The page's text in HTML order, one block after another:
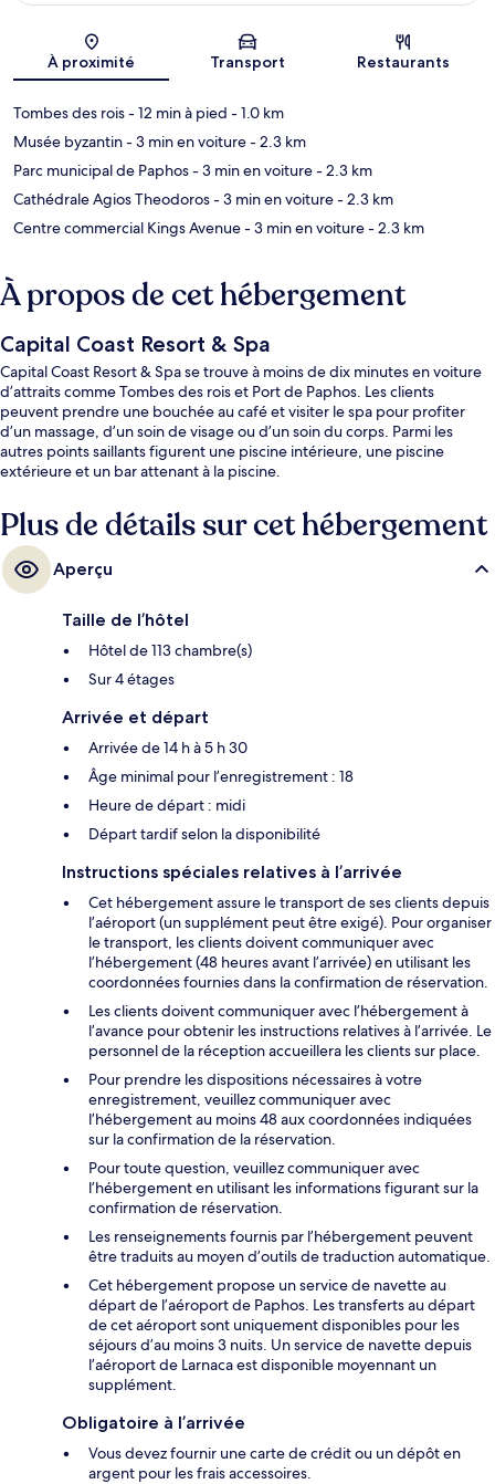
Carte
À proximité Transport Restaurants
Tombes des rois- 12 min à pied - 1.0 km
Musée byzantin- 3 min en voiture- 2.3 km
Parc municipal de Paphos- 3 min en voiture- 2.3 km
Cathédrale Agios Theodoros- 3 min en voiture- 2.3 km
Centre commercial Kings Avenue- 3 min en voiture- 2.3 km
À propos de cet hébergement
Capital Coast Resort & Spa
Capital Coast Resort & Spa se trouve à moins de dix minutes en voiture
d’attraits comme Tombes des rois et Port de Paphos. Les clients
peuvent prendre une bouchée au café et visiter le spa pour profiter
d’un massage, d’un soin de visage ou d’un soin du corps. Parmi les
autres points saillants figurent une piscine intérieure, une piscine
extérieure et un bar attenant à la piscine.
Plus de détails sur cet hébergement
Aperçu
Taille de l’hôtel
Hôtel de 113 chambre(s)
Sur 4 étages
Arrivée et départ
Arrivée de 14 h à 5 h 30
Âge minimal pour l’enregistrement : 18
Heure de départ : midi
Départ tardif selon la disponibilité
Instructions spéciales relatives à l’arrivée
Cet hébergement assure le transport de ses clients depuis
l’aéroport (un supplément peut être exigé). Pour organiser
le transport, les clients doivent communiquer avec
l’hébergement (48 heures avant l’arrivée) en utilisant les
coordonnées fournies dans la confirmation de réservation.
Les clients doivent communiquer avec l’hébergement à
l’avance pour obtenir les instructions relatives à l’arrivée. Le
personnel de la réception accueillera les clients sur place.
Pour prendre les dispositions nécessaires à votre
enregistrement, veuillez communiquer avec
l’hébergement au moins 48 aux coordonnées indiquées
sur la confirmation de la réservation.
Pour toute question, veuillez communiquer avec
l’hébergement en utilisant les informations figurant sur la
confirmation de réservation.
Les renseignements fournis par l’hébergement peuvent
être traduits au moyen d’outils de traduction automatique.
Cet hébergement propose un service de navette au
départ de l’aéroport de Paphos. Les transferts au départ
de cet aéroport sont uniquement disponibles pour les
séjours d’au moins 3 nuits. Un service de navette depuis
l’aéroport de Larnaca est disponible moyennant un
supplément.
Obligatoire à l’arrivée
Vous devez fournir une carte de crédit ou un dépôt en
argent pour les frais accessoires.